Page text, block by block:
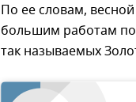
По ее словам,
большим работам по
так называемых